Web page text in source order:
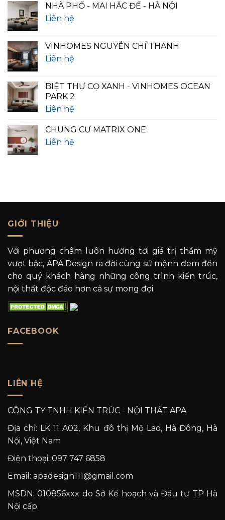
NHÀ PHỐ - MAI HẮC ĐẾ - HÀ NỘI
Liên hệ
VINHOMES NGUYỄN CHÍ THANH
Liên hệ
BIỆT THỰ CỌ XANH - VINHOMES OCEAN
PARK 2
Liên hệ
CHUNG CƯ MATRIX ONE
Liên hệ
GIỚI THIỆU
Với phương châm luôn hướng tới giá trị thẩm mỹ
vượt bậc, APA Design ra đời cùng sứ mệnh đem đến
cho quý khách hàng những công trình kiến trúc,
nội thất độc đáo hơn cả sự mong đợi.
FACEBOOK
LIÊN HỆ
CÔNG TY TNHH KIẾN TRÚC - NỘI THẤT APA
Địa chỉ: LK 11 A02, Khu đô thị Mộ Lao, Hà Đông, Hà
Nội, Việt Nam
Điện thoại: 097 747 6858
Email: apadesign111@gmail.com
MSDN: 010856xxx do Sở Kế hoạch và Đầu tư TP Hà
Nội cấp.